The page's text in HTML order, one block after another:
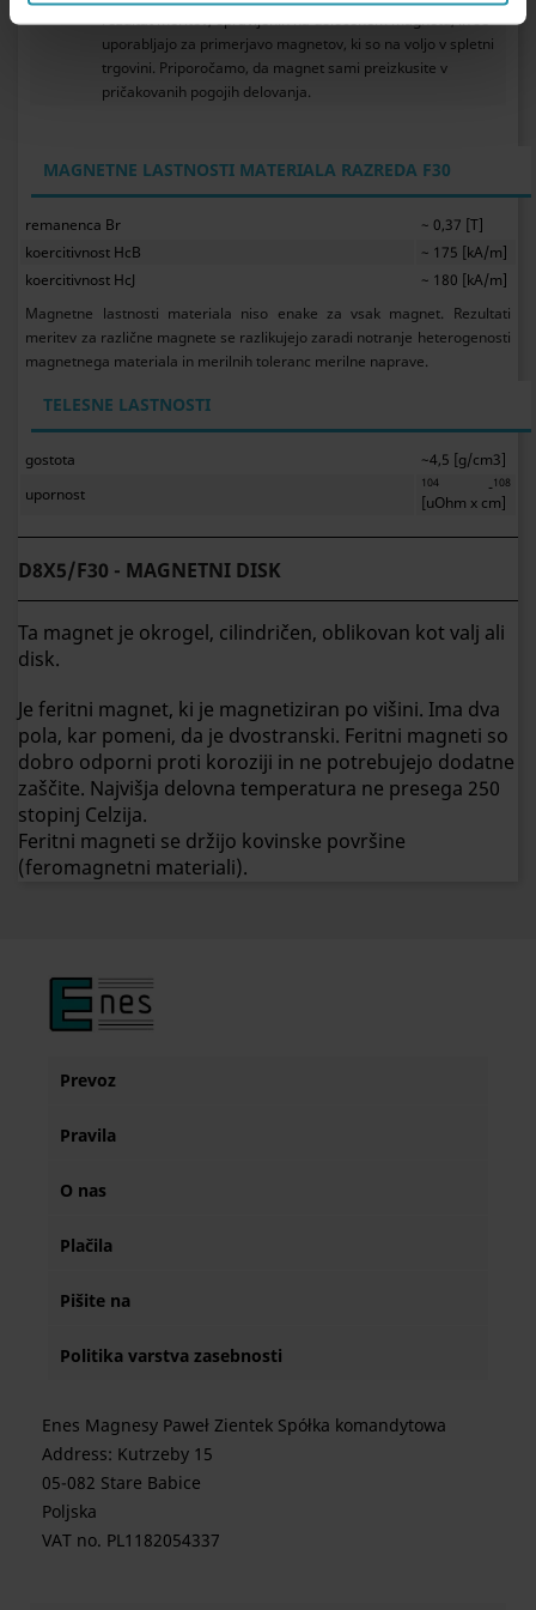
rezultat meritev, opravljenih na določenem magnetu, in se
uporabljajo za primerjavo magnetov, ki so na voljo v spletni
trgovini. Priporočamo, da magnet sami preizkusite v
pričakovanih pogojih delovanja.
MAGNETNE LASTNOSTI MATERIALA RAZREDA F30
remanenca Br
~ 0,37 [T]
koercitivnost HcB
~ 175 [kA/m]
koercitivnost HcJ
~ 180 [kA/m]
Magnetne lastnosti materiala niso enake za vsak magnet. Rezultati
meritev za različne magnete se razlikujejo zaradi notranje heterogenosti
magnetnega materiala in merilnih toleranc merilne naprave.
TELESNE LASTNOSTI
gostota
~4,5 [g/cm3]
upornost
104 -108
[uOhm x cm]
D8X5/F30 - MAGNETNI DISK
Ta magnet je okrogel, cilindričen, oblikovan kot valj ali
disk.
Je feritni magnet, ki je magnetiziran po višini. Ima dva
pola, kar pomeni, da je dvostranski. Feritni magneti so
dobro odporni proti koroziji in ne potrebujejo dodatne
zaščite. Najvišja delovna temperatura ne presega 250
stopinj Celzija.
Feritni magneti se držijo kovinske površine
(feromagnetni materiali).
Prevoz
Pravila
O nas
Plačila
Pišite na
Politika varstva zasebnosti
Enes Magnesy Paweł Zientek Spółka komandytowa
Address: Kutrzeby 15
05-082 Stare Babice
Poljska
VAT no. PL1182054337